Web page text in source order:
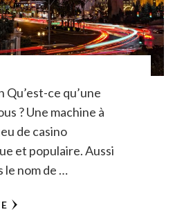
ce qu’une
? Une machine à
de casino
et populaire. Aussi
le nom de …